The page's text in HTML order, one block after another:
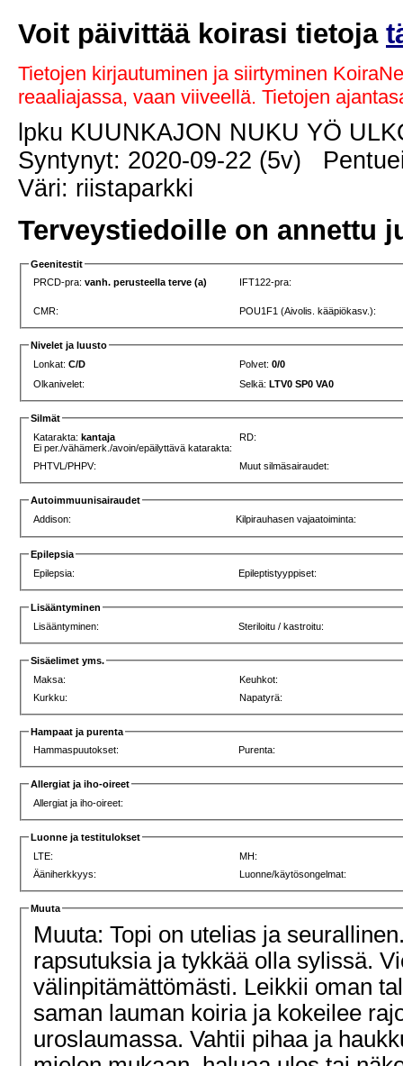
Voit päivittää koirasi tietoja
Tietojen kirjautuminen ja siirtyminen
reaaliajassa, vaan viiveellä. Tietojen
lpku KUUNKAJON NUKU YÖ
Syntynyt: 2020-09-22 (5v)
Väri: riistaparkki
Terveystiedoille on annettu
Geenitestit
PRCD-pra:vanh. perusteella terve (a) IFT122-pra:
CMR: POU1F1 (Aivolis. kääpiökasv.):
Nivelet ja luusto
Lonkat:C/D Polvet:0/0
Olkanivelet:
Selkä:LTV0 SP0 VA0
Silmät
Katarakta:kantaja
Ei per./vähämerk./avoin/epäilyttävä katarakta:
RD:
PHTVL/PHPV: Muut silmäsairaudet:
Autoimmuunisairaudet
Addison:
Kilpirauhasen vajaatoiminta:
Epilepsia
Epilepsia:
Epileptistyyppiset:
Lisääntyminen
Lisääntyminen:
Steriloitu / kastroitu:
Sisäelimet yms.
Maksa:
Keuhkot:
Kurkku:
Napatyrä:
Hampaat ja purenta
Hammaspuutokset:
Purenta:
Allergiat ja iho-oireet
Allergiat ja iho-oireet:
Luonne ja testitulokset
LTE:
MH:
Ääniherkkyys:
Luonne/käytösongelmat:
Muuta
Muuta: Topi on utelias ja
rapsutuksia ja tykkää olla sylissä.
välinpitämättömästi. Leikkii oman
saman lauman koiria ja kokeilee
uroslaumassa. Vahtii pihaa ja